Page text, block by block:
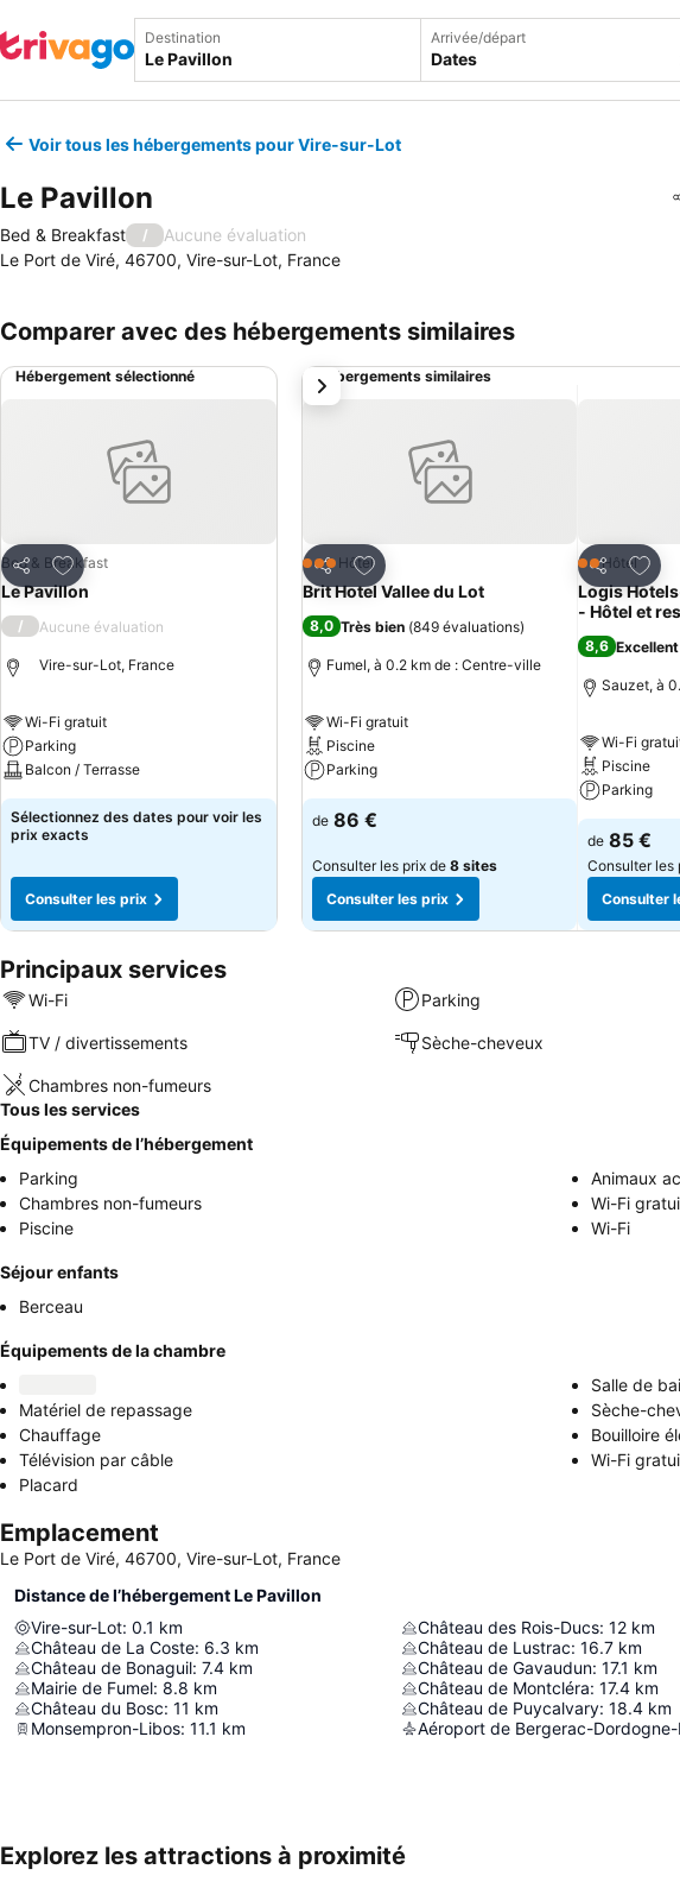
Destination Arrivée/départ
Dates
Voir tous les hébergements pour Vire-sur-Lot
Le Pavillon
Bed & Breakfast /
Aucune évaluation
Le Port de Viré, 46700, Vire-sur-Lot, France
Comparer avec des hébergements similaires
Hébergement sélectionné
Partager
Ajouter à mes favoris
Bed & Breakfast
Le Pavillon
/ Aucune évaluation
Vire-sur-Lot, France
Wi-Fi gratuit
Parking
Balcon / Terrasse
Sélectionnez des dates pour voir les
prix exacts
Consulter les prix
Hébergements similaires
Partager
Ajouter à mes favoris
3 ÉtoilesHôtel
Brit Hotel Vallee du Lot
8,0 Très bien (849 évaluations)
Fumel, à 0.2 km de : Centre-ville
Wi-Fi gratuit
Piscine
Parking
de 86 €
Consulter les prix de 8 sites
Consulter les prix
Partager
2 Étoiles
Hôtel
Logis
- Hôtel et
8,6 Excellent
Sauzet, à
Wi-Fi
Piscine
Parking
de 85 €
Consulter les
Consulter
suivant
Principaux services
Wi-Fi Parking
TV / divertissements Sèche-cheveux
Chambres non-fumeurs
Tous les services
Équipements de l’hébergement
Parking
Animaux
Chambres non-fumeurs
Wi-Fi
Piscine
Wi-Fi
Séjour enfants
Berceau
Équipements de la chambre
Salle de
Matériel de repassage
Sèche-
Chauffage
Bouilloire
Télévision par câble
Wi-Fi
Placard
Emplacement
Le Port de Viré, 46700, Vire-sur-Lot, France
Distance de l’hébergement Le Pavillon
Vire-sur-Lot: 0.1 km
Château de La Coste: 6.3 km
Château de Bonaguil: 7.4 km
Mairie de Fumel: 8.8 km
Château du Bosc: 11 km
Monsempron-Libos: 11.1 km
Château des Rois-Ducs: 12 km
Château de Lustrac: 16.7 km
Château de Gavaudun: 17.1 km
Château de Montcléra: 17.4 km
Château de Puycalvary: 18.4 km
Explorez les attractions à proximité